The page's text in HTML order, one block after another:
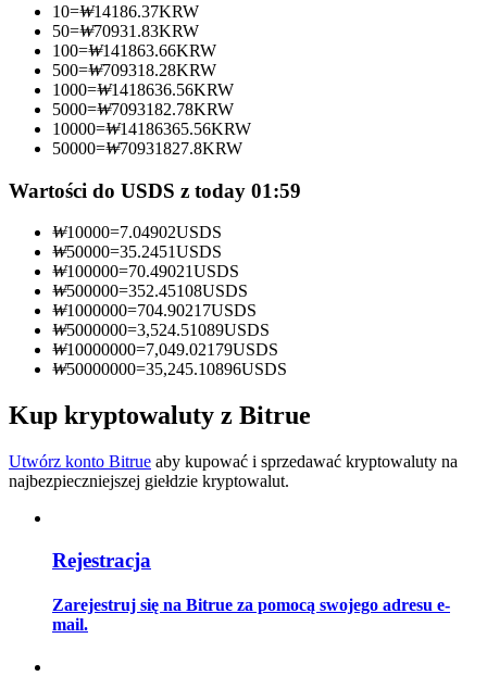
Zostań traderem kopiującym
transakcji
Informacja
10=₩14186.37KRW
50=₩70931.83KRW
100=₩141863.66KRW
500=₩709318.28KRW
1000=₩1418636.56KRW
5000=₩7093182.78KRW
10000=₩14186365.56KRW
50000=₩70931827.8KRW
Wartości do USDS z today 01:59
₩10000=7.04902USDS
₩50000=35.2451USDS
₩100000=70.49021USDS
₩500000=352.45108USDS
₩1000000=704.90217USDS
₩5000000=3,524.51089USDS
₩10000000=7,049.02179USDS
₩50000000=35,245.10896USDS
Kup kryptowaluty z Bitrue
Utwórz konto Bitrue aby kupować i sprzedawać kryptowaluty na
najbezpieczniejszej giełdzie kryptowalut.
Rejestracja
Zarejestruj się na Bitrue za pomocą swojego adresu e-
mail.